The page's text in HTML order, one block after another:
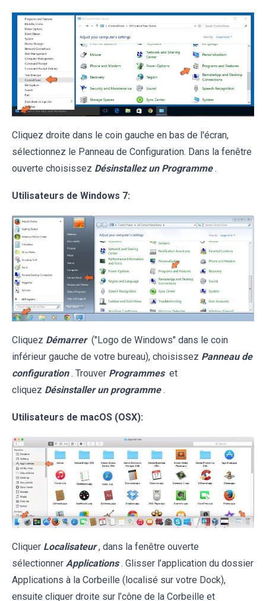
Cliquez droite dans le coin gauche en bas de l'écran,
sélectionnez le Panneau de Configuration. Dans la fenêtre
ouverte choisissez Désinstallez un Programme .
Utilisateurs de Windows 7:
Cliquez Démarrer ("Logo de Windows" dans le coin
inférieur gauche de votre bureau), choisissez Panneau de
configuration . Trouver Programmes et
cliquez Désinstaller un programme .
Utilisateurs de macOS (OSX):
Cliquer Localisateur , dans la fenêtre ouverte
sélectionner Applications . Glisser l’application du dossier
Applications à la Corbeille (localisé sur votre Dock),
ensuite cliquer droite sur l’cône de la Corbeille et